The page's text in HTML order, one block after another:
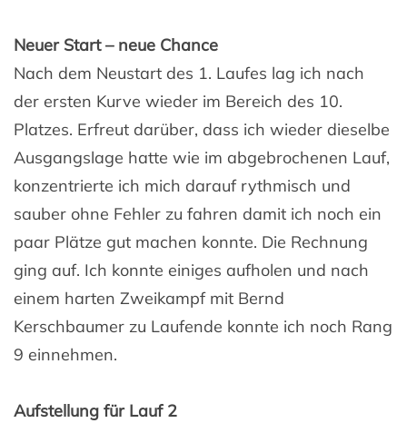
Neuer Start – neue Chance
Nach dem Neustart des 1. Laufes lag ich nach
der ersten Kurve wieder im Bereich des 10.
Platzes. Erfreut darüber, dass ich wieder dieselbe
Ausgangslage hatte wie im abgebrochenen Lauf,
konzentrierte ich mich darauf rythmisch und
sauber ohne Fehler zu fahren damit ich noch ein
paar Plätze gut machen konnte. Die Rechnung
ging auf. Ich konnte einiges aufholen und nach
einem harten Zweikampf mit Bernd
Kerschbaumer zu Laufende konnte ich noch Rang
9 einnehmen.
Aufstellung für Lauf 2